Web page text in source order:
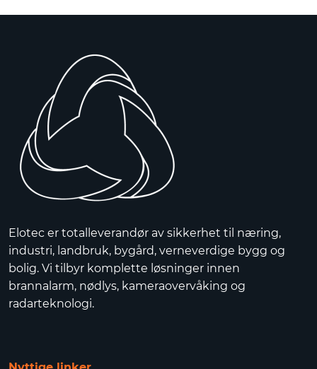
Elotec er totalleverandør av sikkerhet til næring,
industri, landbruk, bygård, verneverdige bygg og
bolig. Vi tilbyr komplette løsninger innen
brannalarm, nødlys, kameraovervåking og
radarteknologi.